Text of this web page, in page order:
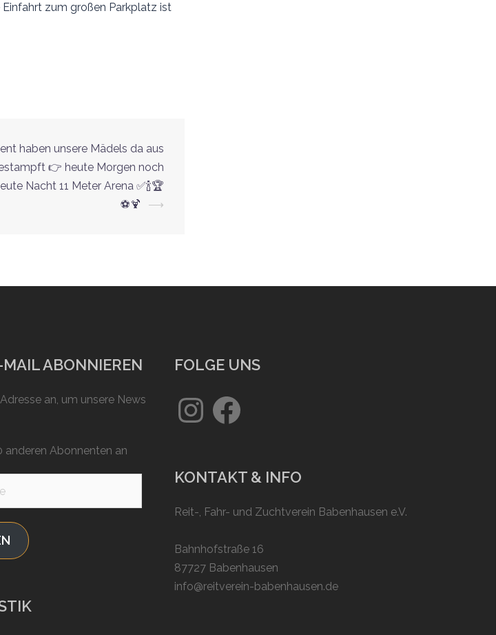
zum großen Parkplatz ist
haben unsere Mädels da aus
👉 heute Morgen noch
Nacht 11 Meter Arena ✅🍾🏆
⚽️🍹
⟶
MAIL ABONNIEREN
an, um unsere News
anderen Abonnenten an
FOLGE UNS
InstagramFacebook
KONTAKT & INFO
Reit-, Fahr- und Zuchtverein Babenhausen e.V.
Bahnhofstraße 16
87727 Babenhausen
info@reitverein-babenhausen.de